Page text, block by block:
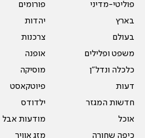
פוליטי-מדיני
בארץ
בעולם
משפט ופלילים
כלכלה ונדל"ן
דעות
חדשות המגזר
אוכל
כיפה שחורה
פורומים
יהדות
צרכנות
אופנה
מוסיקה
פיוטקאסט
ילדודס
מודעות אבל
מזג אוויר